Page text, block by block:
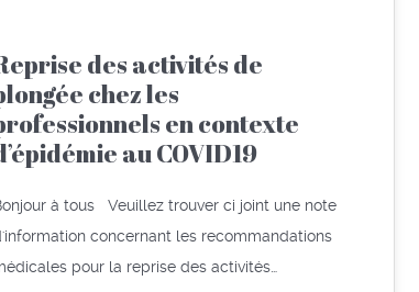
des activités de
chez les
en contexte
au COVID19
à tous Veuillez trouver ci joint une note
concernant les recommandations
pour la reprise des activités…